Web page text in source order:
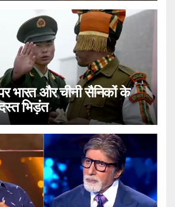
पर भारत और चीनी सैनिकों के
भिड़ंत